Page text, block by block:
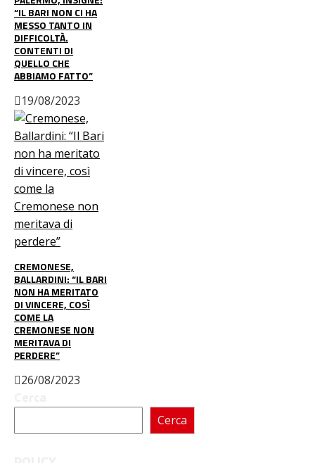
“IL BARI NON CI HA
MESSO TANTO IN
DIFFICOLTÀ.
CONTENTI DI
QUELLO CHE
ABBIAMO FATTO”
19/08/2023
CREMONESE,
BALLARDINI: “IL BARI
NON HA MERITATO
DI VINCERE, COSÌ
COME LA
CREMONESE NON
MERITAVA DI
PERDERE”
26/08/2023
Cerca